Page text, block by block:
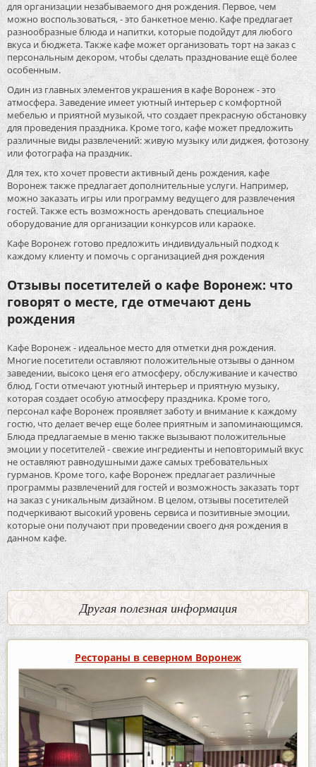
для организации незабываемого дня рождения. Первое, чем
можно воспользоваться, - это банкетное меню. Кафе предлагает
разнообразные блюда и напитки, которые подойдут для любого
вкуса и бюджета. Также кафе может организовать торт на заказ с
персональным декором, чтобы сделать празднование ещё более
особенным.
Один из главных элементов украшения в кафе Воронеж - это
атмосфера. Заведение имеет уютный интерьер с комфортной
мебелью и приятной музыкой, что создает прекрасную обстановку
для проведения праздника. Кроме того, кафе может предложить
различные виды развлечений: живую музыку или диджея, фотозону
или фотографа на праздник.
Для тех, кто хочет провести активный день рождения, кафе
Воронеж также предлагает дополнительные услуги. Например,
можно заказать игры или программу ведущего для развлечения
гостей. Также есть возможность арендовать специальное
оборудование для организации конкурсов или караоке.
Кафе Воронеж готово предложить индивидуальный подход к
каждому клиенту и помочь с организацией дня рождения
Отзывы посетителей о кафе Воронеж: что
говорят о месте, где отмечают день
рождения
Кафе Воронеж - идеальное место для отметки дня рождения.
Многие посетители оставляют положительные отзывы о данном
заведении, высоко ценя его атмосферу, обслуживание и качество
блюд. Гости отмечают уютный интерьер и приятную музыку,
которая создает особую атмосферу праздника. Кроме того,
персонал кафе Воронеж проявляет заботу и внимание к каждому
гостю, что делает вечер еще более приятным и запоминающимся.
Блюда предлагаемые в меню также вызывают положительные
эмоции у посетителей - свежие ингредиенты и неповторимый вкус
не оставляют равнодушными даже самых требовательных
гурманов. Кроме того, кафе Воронеж предлагает различные
программы развлечений для гостей и возможность заказать торт
на заказ с уникальным дизайном. В целом, отзывы посетителей
подчеркивают высокий уровень сервиса и позитивные эмоции,
которые они получают при проведении своего дня рождения в
данном кафе.
Другая полезная информация
Рестораны в северном Воронеж